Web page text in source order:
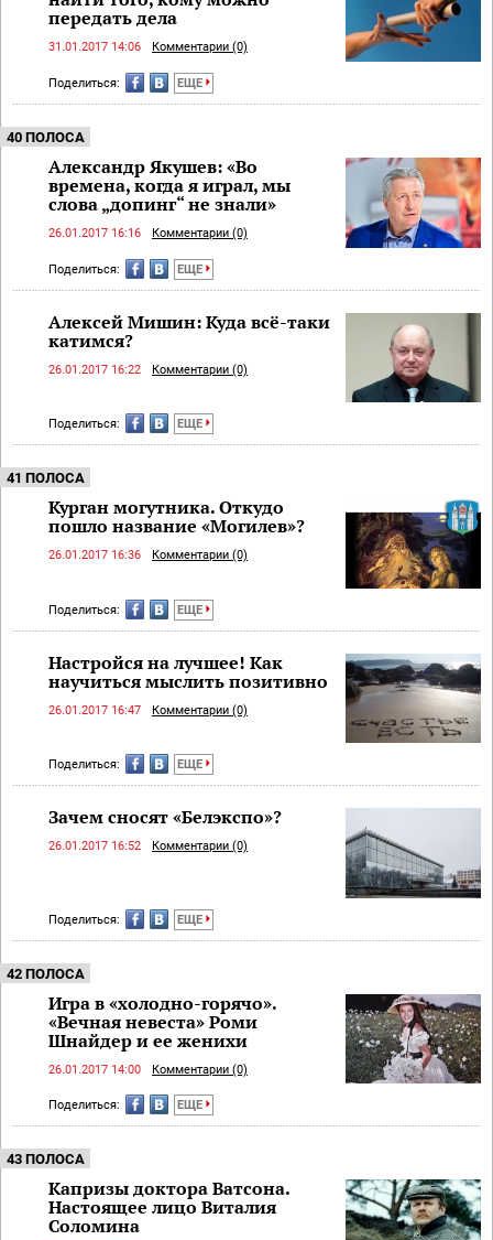
передать дела
31.01.2017 14:06 Комментарии (0)
Поделиться: ЕЩЕ
40 ПОЛОСА
Александр Якушев: «Во
времена, когда я играл, мы
слова „допинг“ не знали»
26.01.2017 16:16 Комментарии (0)
Поделиться: ЕЩЕ
Алексей Мишин: Куда всё-таки
катимся?
26.01.2017 16:22 Комментарии (0)
Поделиться: ЕЩЕ
41 ПОЛОСА
Курган могутника. Откудо
пошло название «Могилев»?
26.01.2017 16:36 Комментарии (0)
Поделиться: ЕЩЕ
Настройся на лучшее! Как
научиться мыслить позитивно
26.01.2017 16:47 Комментарии (0)
Поделиться: ЕЩЕ
Зачем сносят «Белэкспо»?
26.01.2017 16:52 Комментарии (0)
Поделиться: ЕЩЕ
42 ПОЛОСА
Игра в «холодно-горячо».
«Вечная невеста» Роми
Шнайдер и ее женихи
26.01.2017 14:00 Комментарии (0)
Поделиться: ЕЩЕ
43 ПОЛОСА
Капризы доктора Ватсона.
Настоящее лицо Виталия
Соломина